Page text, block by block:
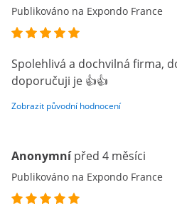
Publikováno na Expondo France
Spolehlivá a dochvilná firma,
doporučuji je 👍👍
Zobrazit původní hodnocení
Anonymní před 4 měsíci
Publikováno na Expondo France